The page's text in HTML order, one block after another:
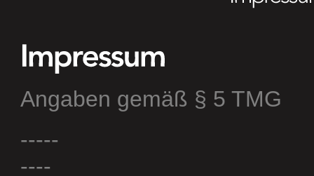
Angaben gemäß § 5 TMG
-----
----